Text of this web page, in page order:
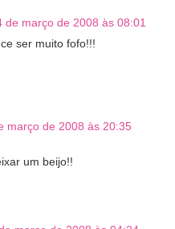
de março de 2008 às 08:01
ser muito fofo!!!
março de 2008 às 20:35
um beijo!!